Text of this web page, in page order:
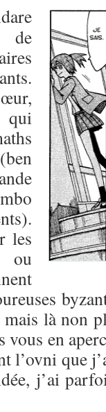
de
qui
les
là non
en
l’ovni que
j’ai